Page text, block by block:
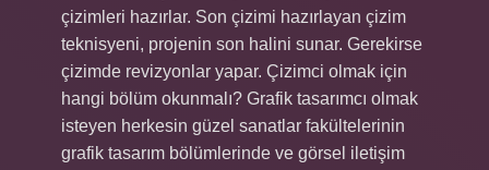
çizimleri hazırlar. Son çizimi hazırlayan çizim
teknisyeni, projenin son halini sunar. Gerekirse
çizimde revizyonlar yapar. Çizimci olmak için
hangi bölüm okunmalı? Grafik tasarımcı olmak
isteyen herkesin güzel sanatlar fakültelerinin
grafik tasarım bölümlerinde ve görsel iletişim